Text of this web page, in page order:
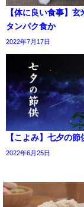
【体に良い食事】玄
タンパク食か
2022年7月17日
【こよみ】七夕の節
2022年6月25日